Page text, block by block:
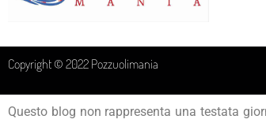
Copyright © 2022 Pozzuolimania
Questo blog non rappresenta una testata